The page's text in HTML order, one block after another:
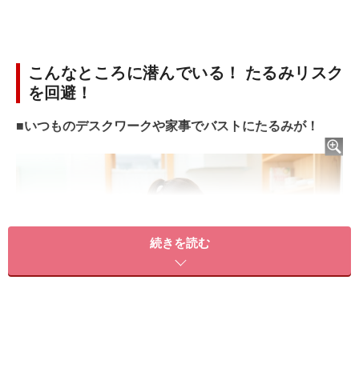
こんなところに潜んでいる！ たるみリスク
を回避！
■いつものデスクワークや家事でバストにたるみが！
続きを読む